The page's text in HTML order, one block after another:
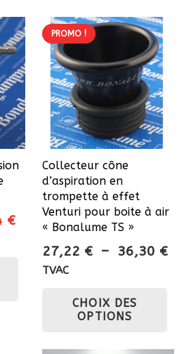
€Le
actuel
PROMO !
Collecteur cône
d’aspiration en
trompette à effet
Venturi pour boite à air
« Bonalume TS »
27,22 € – 36,30 €
TVAC
CHOIX DES
OPTIONS